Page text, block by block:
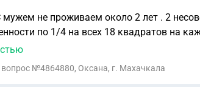
не проживаем около 2 лет . 2
по 1/4 на всех 18 квадратов на
от аренды до сих пор не перечислял . С
ремонтом . Осталась отделка
вопрос №4864880, Оксана, г. Махачкала